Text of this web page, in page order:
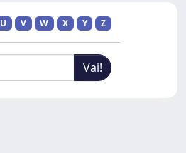
U V W X Y Z